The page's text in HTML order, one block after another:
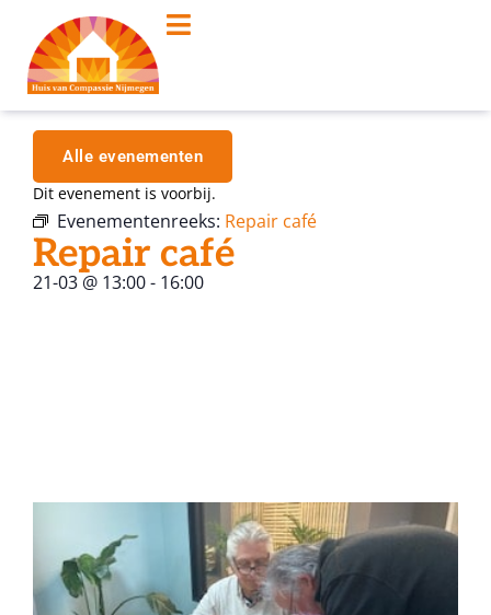
Alle evenementen
Dit evenement is voorbij.
Evenementenreeks: Repair café
Repair café
21-03 @ 13:00- 16:00